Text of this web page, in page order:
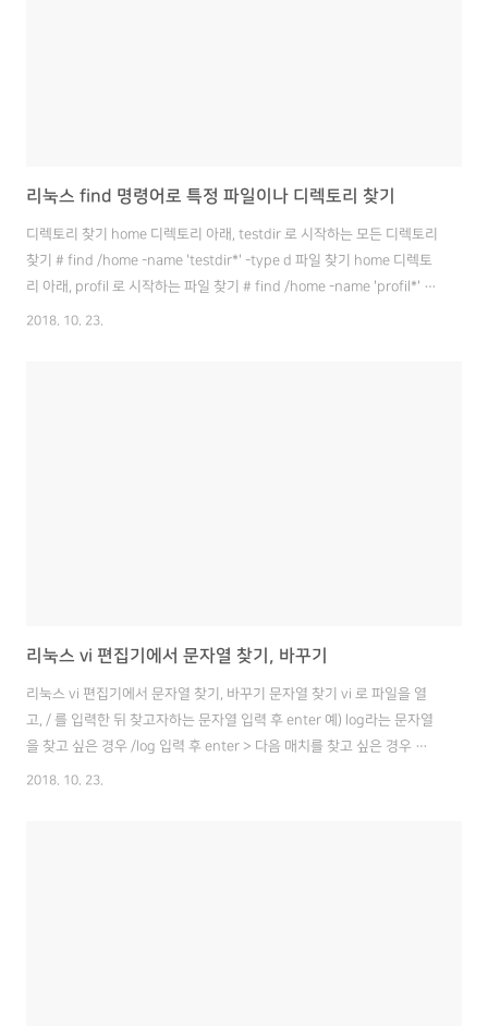
리눅스 find 명령어로 특정 파일이나 디렉토리 찾기
디렉토리 찾기 home 디렉토리 아래, testdir 로 시작하는 모든 디렉토리
찾기 # find /home -name 'testdir*' -type d 파일 찾기 home 디렉토
리 아래, profil 로 시작하는 파일 찾기 # find /home -name 'profil*' -
type f
2018. 10. 23.
리눅스 vi 편집기에서 문자열 찾기, 바꾸기
리눅스 vi 편집기에서 문자열 찾기, 바꾸기 문자열 찾기 vi 로 파일을 열
고, / 를 입력한 뒤 찾고자하는 문자열 입력 후 enter 예) log라는 문자열
을 찾고 싶은 경우 /log 입력 후 enter > 다음 매치를 찾고 싶은 경우 계
속 n 키를 누르면 된다. 문자열 바꾸기 vi 로 파일을 열고, %s/찾는문자/
2018. 10. 23.